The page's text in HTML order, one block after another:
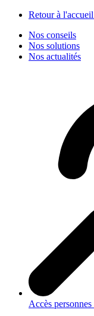
Retour à
Nos conseils
Nos solutions
Nos actualités
Accès